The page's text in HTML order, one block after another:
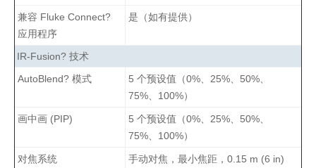
兼容 Fluke Connect?
应用程序
是（如有提供）
IR-Fusion? 技术
AutoBlend? 模式
5 个预设值（0%、25%、50%、
75%、100%）
画中画 (PIP)
5 个预设值（0%、25%、50%、
75%、100%）
对焦系统 手动对焦，最小焦距，0.15 m (6 in)